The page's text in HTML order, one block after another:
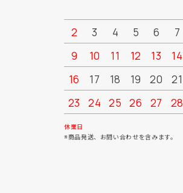
2
3 4 5 6 7
9
10 11 12 13 14
16
17 18 19 20 21
23
24 25 26 27 28
30
休業日
※商品発送、お問い合わせを含みます。